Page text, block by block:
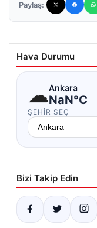
Paylaş:
Hava Durumu
☁Ankara
NaN°C
ŞEHIR SEÇ
Bizi Takip Edin